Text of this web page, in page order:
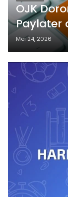
OJK
Paylater
Bayar
Mei 24, 2026